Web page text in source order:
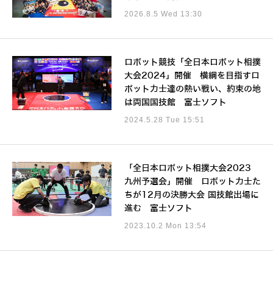
2026.8.5 Wed 13:30
ロボット競技「全日本ロボット相撲
大会2024」開催 横綱を目指すロ
ボット力士達の熱い戦い、約束の地
は両国国技館 富士ソフト
2024.5.28 Tue 15:51
「全日本ロボット相撲大会2023
九州予選会」開催 ロボット力士た
ちが12月の決勝大会 国技館出場に
進む 富士ソフト
2023.10.2 Mon 13:54